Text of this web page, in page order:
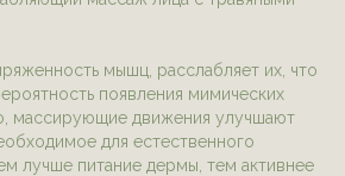
мышц, расслабляет их, что
появления мимических
массирующие движения улучшают
для естественного
лучше питание дермы, тем активнее